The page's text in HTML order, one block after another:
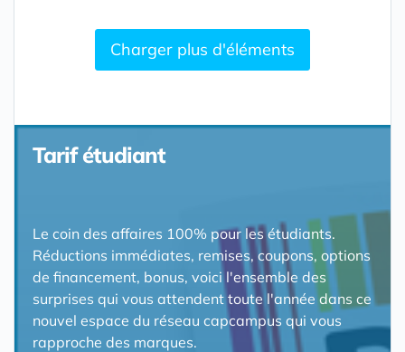
Charger plus d'éléments
Tarif étudiant
Le coin des affaires 100% pour les étudiants.
Réductions immédiates, remises, coupons, options
de financement, bonus, voici l'ensemble des
surprises qui vous attendent toute l'année dans ce
nouvel espace du réseau capcampus qui vous
rapproche des marques.